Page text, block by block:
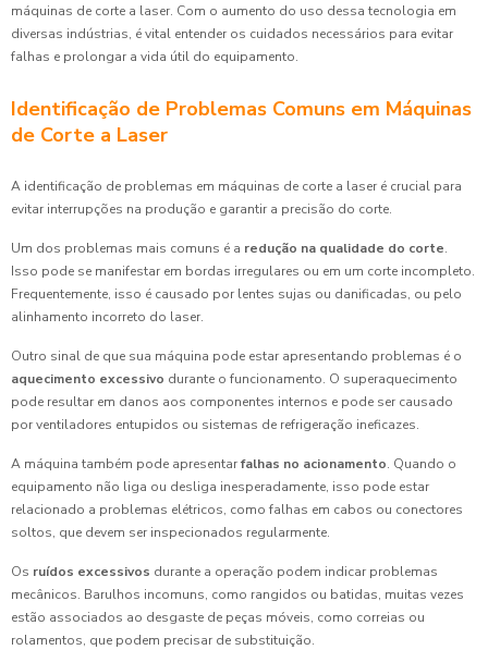
máquinas de corte a laser. Com o aumento do uso dessa tecnologia em
diversas indústrias, é vital entender os cuidados necessários para evitar
falhas e prolongar a vida útil do equipamento.
Identificação de Problemas Comuns em Máquinas
de Corte a Laser
A identificação de problemas em máquinas de corte a laser é crucial para
evitar interrupções na produção e garantir a precisão do corte.
Um dos problemas mais comuns é a redução na qualidade do corte.
Isso pode se manifestar em bordas irregulares ou em um corte incompleto.
Frequentemente, isso é causado por lentes sujas ou danificadas, ou pelo
alinhamento incorreto do laser.
Outro sinal de que sua máquina pode estar apresentando problemas é o
aquecimento excessivo durante o funcionamento. O superaquecimento
pode resultar em danos aos componentes internos e pode ser causado
por ventiladores entupidos ou sistemas de refrigeração ineficazes.
A máquina também pode apresentarfalhas no acionamento. Quando o
equipamento não liga ou desliga inesperadamente, isso pode estar
relacionado a problemas elétricos, como falhas em cabos ou conectores
soltos, que devem ser inspecionados regularmente.
Os ruídos excessivos durante a operação podem indicar problemas
mecânicos. Barulhos incomuns, como rangidos ou batidas, muitas vezes
estão associados ao desgaste de peças móveis, como correias ou
rolamentos, que podem precisar de substituição.